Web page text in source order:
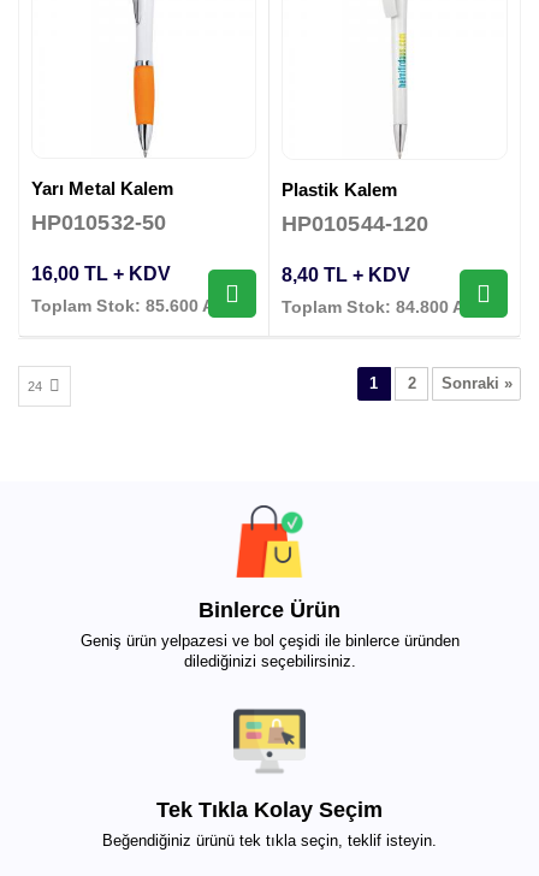
Yarı Metal Kalem
HP010532-50
16,00 TL + KDV
Toplam Stok: 85.600 Adet
Plastik Kalem
HP010544-120
8,40 TL + KDV
Toplam Stok: 84.800 Adet
1 2 Sonraki »
Binlerce Ürün
Geniş ürün yelpazesi ve bol çeşidi ile binlerce üründen
dilediğinizi seçebilirsiniz.
Tek Tıkla Kolay Seçim
Beğendiğiniz ürünü tek tıkla seçin, teklif isteyin.